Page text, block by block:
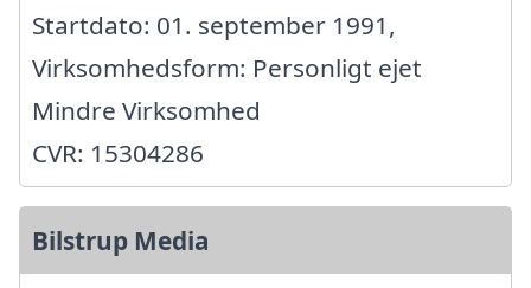
Startdato: 01. september 1991,
Virksomhedsform: Personligt ejet
Mindre Virksomhed
CVR: 15304286
Bilstrup Media